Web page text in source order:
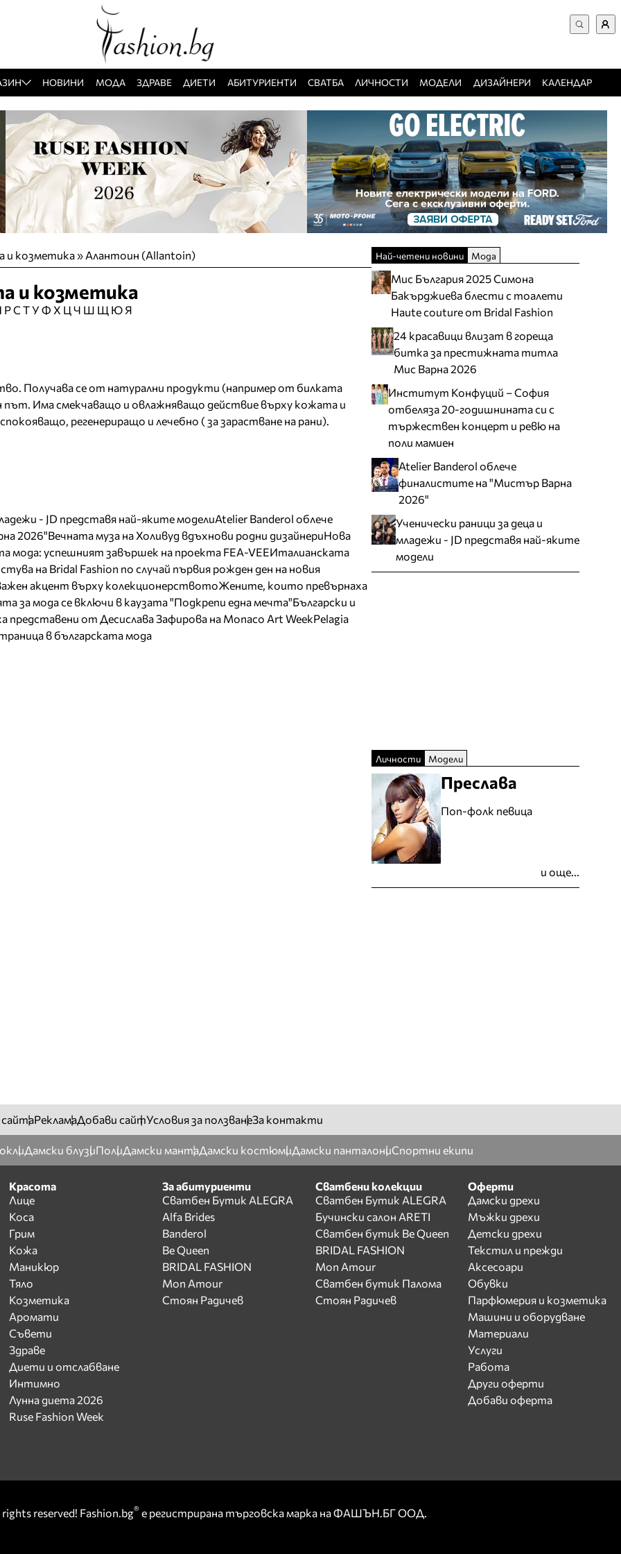
Забравена парола
Регистрация
Добавяне на фирма
Защо да се регистрирам
НОВИНИ МОДА ЗДРАВЕ ДИЕТИ АБИТУРИЕНТИ СВАТБА ЛИЧНОСТИ МОДЕЛИ ДИЗАЙНЕРИ КАЛЕНДАР
и козметика » Алантоин (Allantoin)
и козметика
РС ТУФ Х Ц Ч Ш Щ Ю Я
Получава се от натурални продукти (например от билката
път. Има смекчаващо и овлажняващо действие върху кожата и
регенериращо и лечебно ( за зарастване на рани).
- JD представя най-яките моделиAtelier Banderol облече
2026"Вечната муза на Холивуд вдъхнови родни дизайнериНова
мода: успешният завършек на проекта FEA-VEEИталианската
на Bridal Fashion по случай първия рожден ден на новия
акцент върху колекционерствотоЖените, които превърнаха
за мода се включи в каузата "Подкрепи една мечта"Български и
представени от Десислава Зафирова на Monaco Art WeekPelagia
в българската мода
Най-четени новини Мода
Мис България 2025 Симона
Бакърджиева блести с тоалети
Haute couture от Bridal Fashion
24 красавици влизат в гореща
битка за престижната титла
Мис Варна 2026
Институт Конфуций – София
отбеляза 20-годишнината си с
тържествен концерт и ревю на
поли мамиен
Atelier Banderol облече
финалистите на "Мистър Варна
2026"
Ученически раници за деца и
младежи - JD представя най-яките
модели
Личности Модели
Преслава
Поп-фолк певица
и още...
сайтаРекламаДобави сайтУсловия за ползванеЗа контакти
Дамски блузиПолиДамски мантаДамски костюмиДамски панталониСпортни екипи
Красота
Лице
Коса
Грим
Кожа
Маникюр
Тяло
Козметика
Аромати
Съвети
Здраве
Диети и отслабване
Интимно
Лунна диета 2026
Ruse Fashion Week
За абитуриенти
Сватбен Бутик ALEGRA
Alfa Brides
Banderol
Be Queen
BRIDAL FASHION
Mon Amour
Стоян Радичев
Сватбени колекции
Сватбен Бутик ALEGRA
Бучински салон ARETI
Сватбен бутик Be Queen
BRIDAL FASHION
Mon Amour
Сватбен бутик Палома
Стоян Радичев
Оферти
Дамски дрехи
Мъжки дрехи
Детски дрехи
Текстил и прежди
Аксесоари
Обувки
Парфюмерия и козметика
Машини и оборудване
Материали
Услуги
Работа
Други оферти
Добави оферта
reserved! Fashion.bg® е регистрирана търговска марка на ФАШЪН.БГ ООД.